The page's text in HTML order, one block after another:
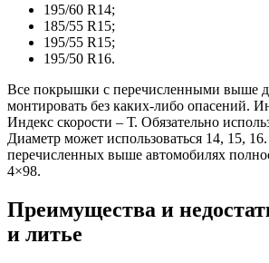
195/60 R14;
185/55 R15;
195/55 R15;
195/50 R16.
Все покрышки с перечисленными выше
монтировать без каких-либо опасений.
Индекс скорости – Т. Обязательно
Диаметр может использоваться 14, 15,
перечисленных выше автомобилях
4×98.
Преимущества и
и литье